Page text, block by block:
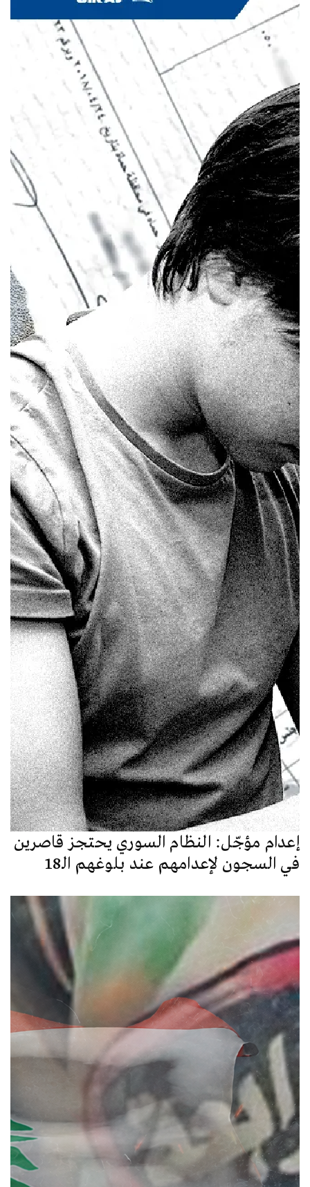
إعدام مؤجّل: النظام السوري يحتجز قاصرين
في السجون لإعدامهم عند بلوغهم الـ18